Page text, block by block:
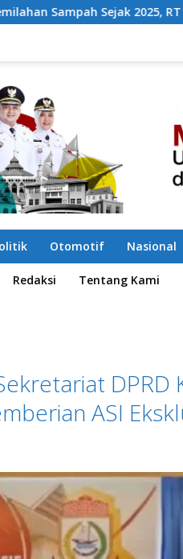
RT 04 Tamangapa Jadi
Otomotif Nasional
Redaksi Tentang Kami
DPRD
ASI